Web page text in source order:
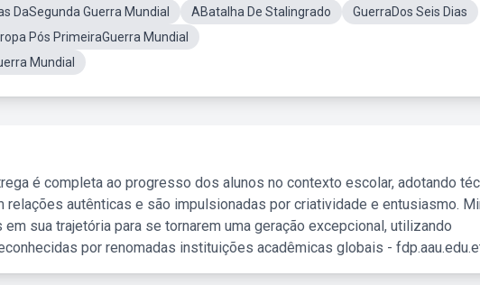
DaSegunda Guerra Mundial ABatalha De Stalingrado
GuerraDos Seis Dias
Pós PrimeiraGuerra Mundial
Mundial
é completa ao progresso dos alunos no contexto escolar, adotando
relações autênticas e são impulsionadas por criatividade e entusiasmo.
sua trajetória para se tornarem uma geração excepcional, utilizando
por renomadas instituições acadêmicas globais -